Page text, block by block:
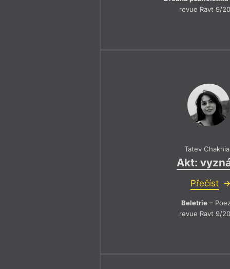
revue Ravt 9/
Tatev
Akt:
Přečíst
Beletrie–
revue Ravt 9/